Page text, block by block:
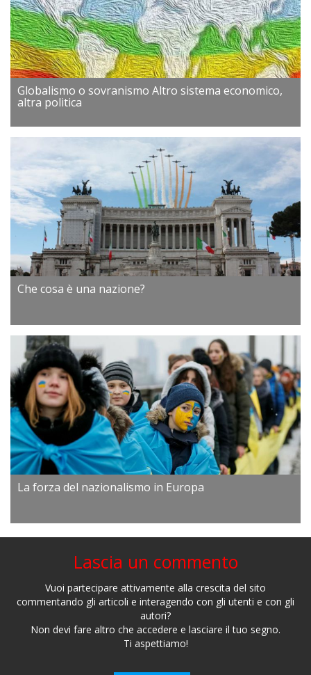
Globalismo o sovranismo Altro sistema economico,
altra politica
Che cosa è una nazione?
La forza del nazionalismo in Europa
Lascia un commento
Vuoi partecipare attivamente alla crescita del sito
commentando gli articoli e interagendo con gli utenti e con gli
autori?
Non devi fare altro che accedere e lasciare il tuo segno.
Ti aspettiamo!